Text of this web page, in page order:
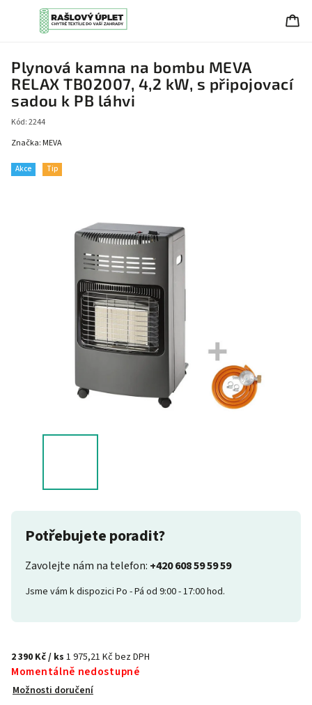
Plynová kamna na bombu MEVA
RELAX TB02007, 4,2 kW, s připojovací
sadou k PB láhvi
Kód:2244
Akce Tip
Značka: MEVA
Potřebujete poradit?
Zavolejte nám na telefon: +420 608 59 59 59
Jsme vám k dispozici Po - Pá od 9:00 - 17:00 hod.
2 390 Kč/ ks 1 975,21 Kč bez DPH
Momentálně nedostupné
Možnosti doručení